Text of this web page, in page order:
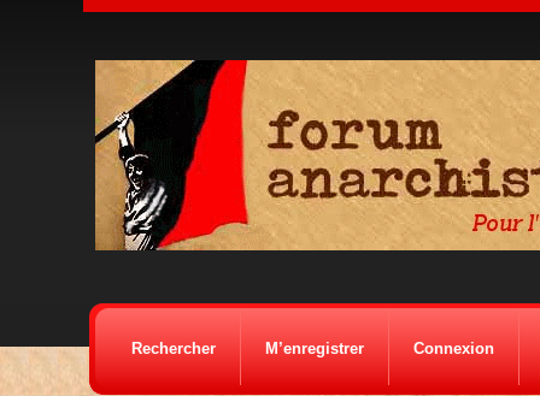
Rechercher M’enregistrer Connexion